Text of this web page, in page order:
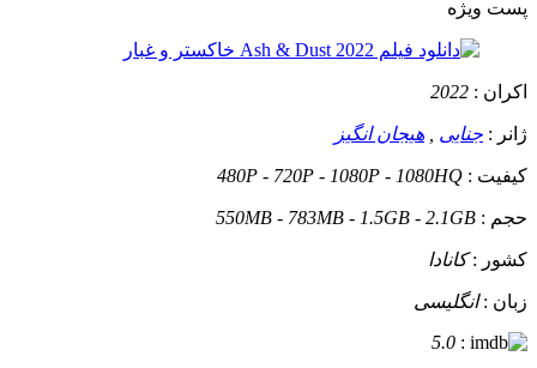
پست ويژه
اکران : 2022
ژانر : جنایی هیجان انگیز
کیفیت : 480P - 720P - 1080P - 1080HQ
حجم : 550MB - 783MB - 1.5GB - 2.1GB
کشور :کانادا
زبان :انگلیسی
:
5.0